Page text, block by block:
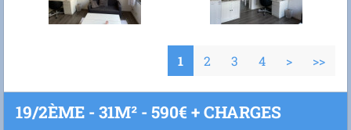
1 2 3 4 > >>
19/2ÈME - 31M² - 590€ + CHARGES